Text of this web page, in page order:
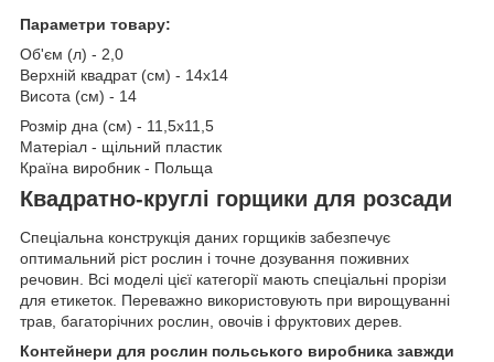
Параметри товару:
Об'єм (л) - 2,0
Верхній квадрат (см) - 14х14
Висота (см) - 14
Розмір дна (см) - 11,5х11,5
Матеріал - щільний пластик
Країна виробник - Польща
Квадратно-круглі горщики для розсади
Спеціальна конструкція даних горщиків забезпечує
оптимальний ріст рослин і точне дозування поживних
речовин. Всі моделі цієї категорії мають спеціальні прорізи
для етикеток. Переважно використовують при вирощуванні
трав, багаторічних рослин, овочів і фруктових дерев.
Контейнери для рослин польського виробника завжди